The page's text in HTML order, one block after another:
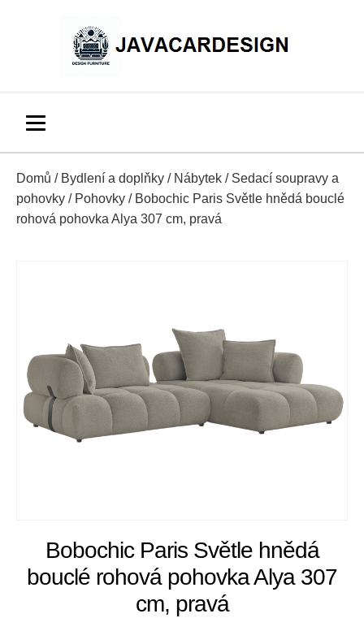
Domů / Bydlení a doplňky / Nábytek / Sedací soupravy a
pohovky / Pohovky / Bobochic Paris Světle hnědá bouclé
rohová pohovka Alya 307 cm, pravá
Bobochic Paris Světle hnědá
bouclé rohová pohovka Alya 307
cm, pravá